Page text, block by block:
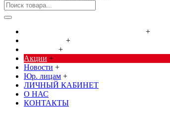
+
+
+
Акции +
Новости +
Юр. лицам +
ЛИЧНЫЙ КАБИНЕТ
О НАС
КОНТАКТЫ